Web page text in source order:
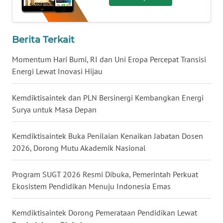
Berita Terkait
Momentum Hari Bumi, RI dan Uni Eropa Percepat Transisi
Energi Lewat Inovasi Hijau
Kemdiktisaintek dan PLN Bersinergi Kembangkan Energi
Surya untuk Masa Depan
Kemdiktisaintek Buka Penilaian Kenaikan Jabatan Dosen
2026, Dorong Mutu Akademik Nasional
Program SUGT 2026 Resmi Dibuka, Pemerintah Perkuat
Ekosistem Pendidikan Menuju Indonesia Emas
Kemdiktisaintek Dorong Pemerataan Pendidikan Lewat
WN
BABEL
SUMBAR
SUMSEL
WN
BENGKULU
WN
LAMPUNG
WN
JATENG